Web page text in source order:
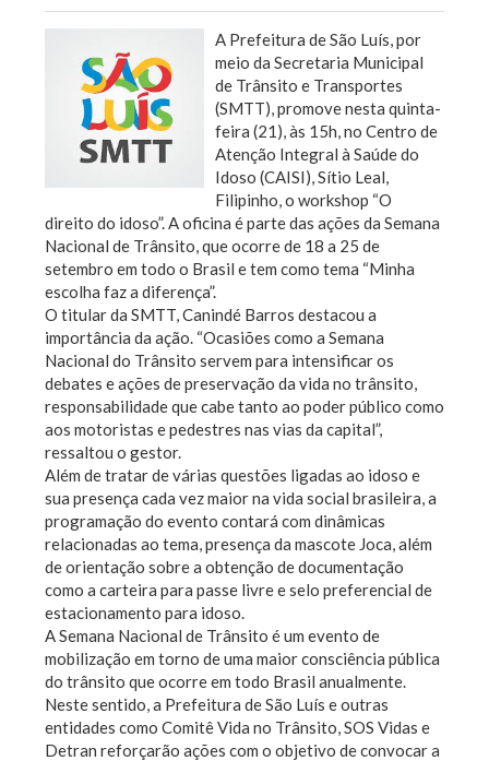
A Prefeitura de São Luís, por
meio da Secretaria Municipal
de Trânsito e Transportes
(SMTT), promove nesta quinta-
feira (21), às 15h, no Centro de
Atenção Integral à Saúde do
Idoso (CAISI), Sítio Leal,
Filipinho, o workshop “O
direito do idoso”. A oficina é parte das ações da Semana
Nacional de Trânsito, que ocorre de 18 a 25 de
setembro em todo o Brasil e tem como tema “Minha
escolha faz a diferença”.
O titular da SMTT, Canindé Barros destacou a
importância da ação. “Ocasiões como a Semana
Nacional do Trânsito servem para intensificar os
debates e ações de preservação da vida no trânsito,
responsabilidade que cabe tanto ao poder público como
aos motoristas e pedestres nas vias da capital”,
ressaltou o gestor.
Além de tratar de várias questões ligadas ao idoso e
sua presença cada vez maior na vida social brasileira, a
programação do evento contará com dinâmicas
relacionadas ao tema, presença da mascote Joca, além
de orientação sobre a obtenção de documentação
como a carteira para passe livre e selo preferencial de
estacionamento para idoso.
A Semana Nacional de Trânsito é um evento de
mobilização em torno de uma maior consciência pública
do trânsito que ocorre em todo Brasil anualmente.
Neste sentido, a Prefeitura de São Luís e outras
entidades como Comitê Vida no Trânsito, SOS Vidas e
Detran reforçarão ações com o objetivo de convocar a